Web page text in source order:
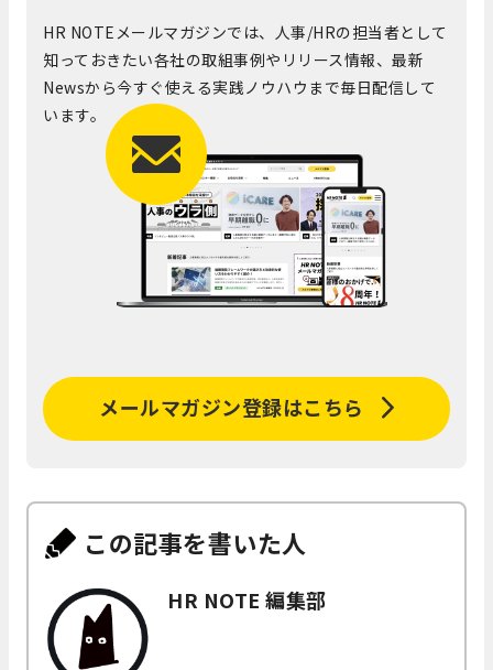
HR NOTEメールマガジンでは、人事/HRの担当者として
知っておきたい各社の取組事例やリリース情報、最新
Newsから今すぐ使える実践ノウハウまで毎日配信して
います。
メールマガジン登録はこちら
この記事を書いた人
HR NOTE 編集部